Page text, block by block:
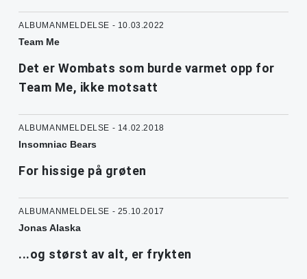
ALBUMANMELDELSE - 10.03.2022
Team Me
Det er Wombats som burde varmet opp for
Team Me, ikke motsatt
ALBUMANMELDELSE - 14.02.2018
Insomniac Bears
For hissige på grøten
ALBUMANMELDELSE - 25.10.2017
Jonas Alaska
...og størst av alt, er frykten